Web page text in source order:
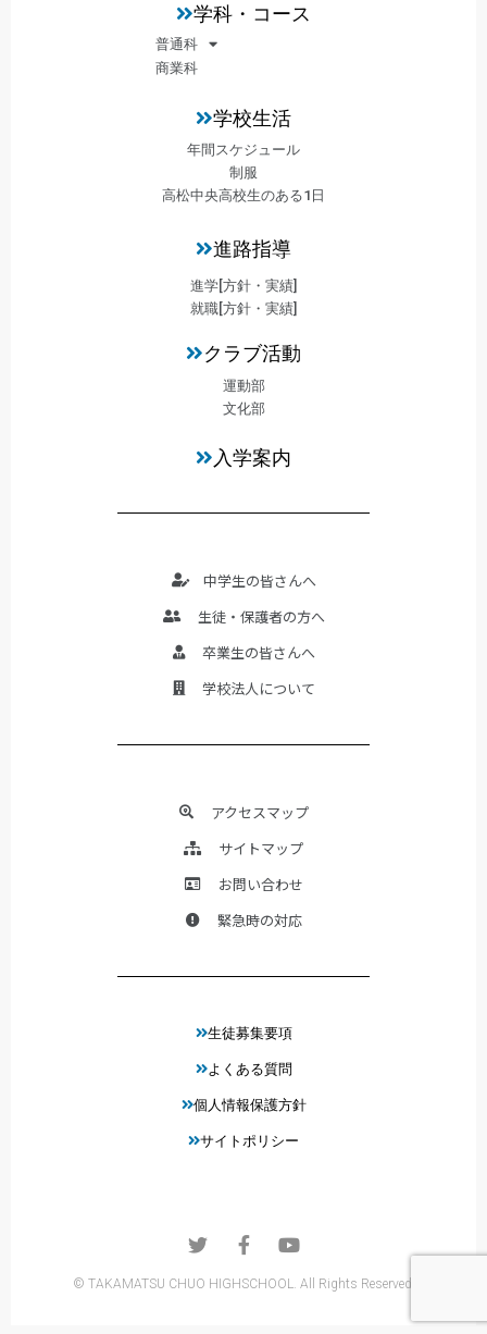
学科・コース
普通科
商業科
学校生活
年間スケジュール
制服
高松中央高校生のある1日
進路指導
進学[方針・実績]
就職[方針・実績]
クラブ活動
運動部
文化部
入学案内
中学生の皆さんへ
生徒・保護者の方へ
卒業生の皆さんへ
学校法人について
アクセスマップ
サイトマップ
お問い合わせ
緊急時の対応
生徒募集要項
よくある質問
個人情報保護方針
サイトポリシー
© TAKAMATSU CHUO HIGHSCHOOL. All Rights Reserved.